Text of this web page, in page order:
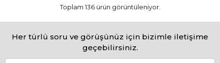
Toplam 136 ürün görüntüleniyor.
Her türlü soru ve görüşünüz için bizimle iletişime
geçebilirsiniz.